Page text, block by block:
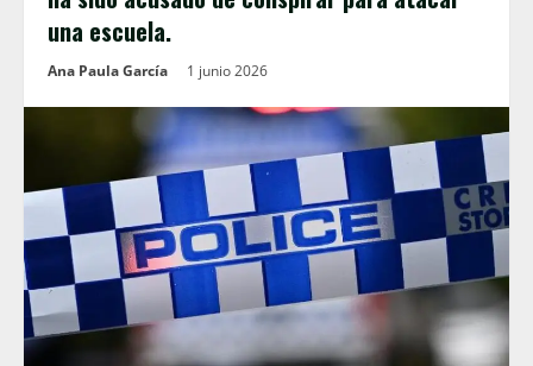
una escuela.
Ana Paula García 1 junio 2026